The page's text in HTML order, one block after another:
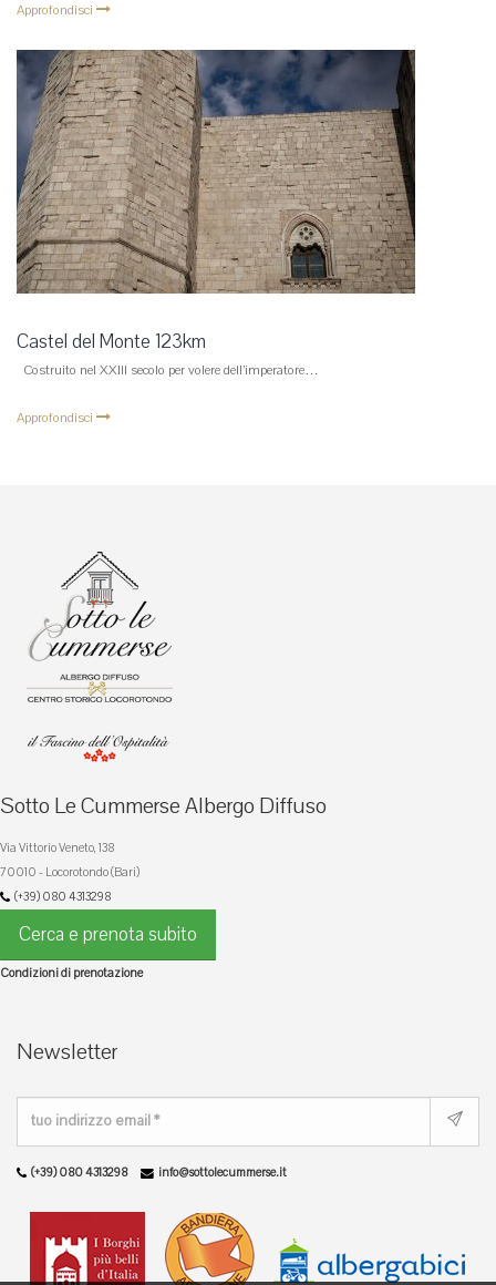
Approfondisci
Castel del Monte 123km
Costruito nel XXIII secolo per volere dell’imperatore…
Approfondisci
Sotto Le Cummerse Albergo Diffuso
Via Vittorio Veneto, 138
70010 - Locorotondo (Bari)
(+39) 080 4313298
Cerca e prenota subito
Condizioni di prenotazione
Newsletter
(+39) 080 4313298 info@sottolecummerse.it